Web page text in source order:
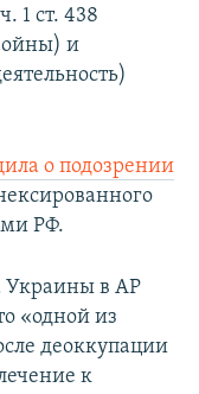
1 ст. 438
и
о подозрении
РФ.
Украины в АР
«одной из
деоккупации
к